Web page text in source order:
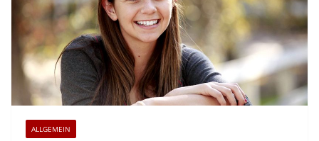
ALLGEMEIN